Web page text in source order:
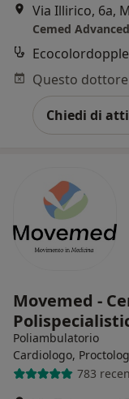
Via Illirico, 6a,
Cemed
Chiedi di
Movemed -
Poliambulatorio
Cardiologo,
783